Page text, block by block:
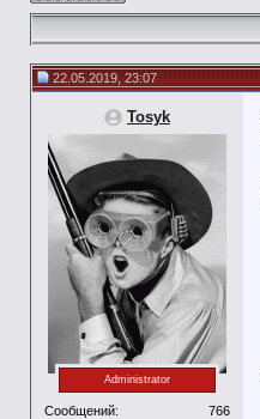
22.05.2019, 23:07
Tosyk
Administrator
Сообщений:
766